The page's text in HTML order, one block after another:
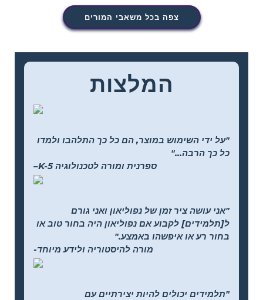
צפה בכל משאבי המורים
המלצות
"על ידי השימוש במוצר, הם כל כך התלהבו ולמדו
כל כך הרבה..."
–K-5 ספרנית ומורה לטכנולוגיה
"אני עושה ציר זמן של נפוליאון ואני גורם
ל[תלמידים] לקבוע אם נפוליאון היה בחור טוב או
בחור רע או איפשהו באמצע."
-מורה להיסטוריה ולידע מיוחד
"תלמידים יכולים להיות יצירתיים עם